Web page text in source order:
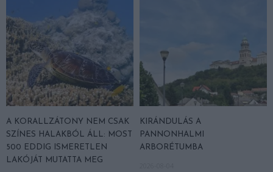
A KORALLZÁTONY NEM CSAK
SZÍNES HALAKBÓL ÁLL: MOST
500 EDDIG ISMERETLEN
LAKÓJÁT MUTATTA MEG
KIRÁNDULÁS A
PANNONHALMI
ARBORÉTUMBA